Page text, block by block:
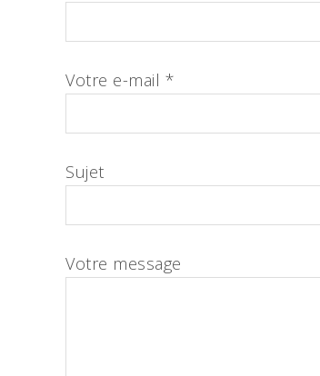
Votre e-mail *
Sujet
Votre message